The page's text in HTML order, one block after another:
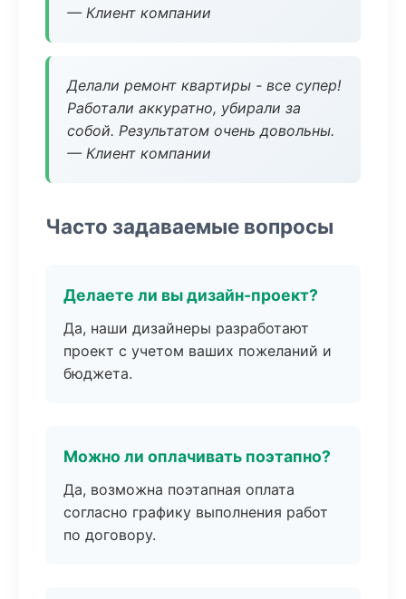
— Клиент компании
Делали ремонт квартиры - все супер!
Работали аккуратно, убирали за
собой. Результатом очень довольны.
— Клиент компании
Часто задаваемые вопросы
Делаете ли вы дизайн-проект?
Да, наши дизайнеры разработают
проект с учетом ваших пожеланий и
бюджета.
Можно ли оплачивать поэтапно?
Да, возможна поэтапная оплата
согласно графику выполнения работ
по договору.